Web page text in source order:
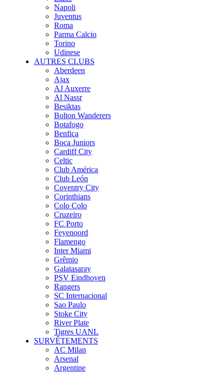
Napoli
Juventus
Roma
Parma Calcio
Torino
Udinese
AUTRES CLUBS
Aberdeen
Ajax
AJ Auxerre
Al Nassr
Besiktas
Bolton Wanderers
Botafogo
Benfica
Boca Juniors
Cardiff City
Celtic
Club América
Club León
Coventry City
Corinthians
Colo Colo
Cruzeiro
FC Porto
Feyenoord
Flamengo
Inter Miami
Grêmio
Galatasaray
PSV Eindhoven
Rangers
SC Internacional
Sao Paulo
Stoke City
River Plate
Tigres UANL
SURVÊTEMENTS
AC Milan
Arsenal
Argentine